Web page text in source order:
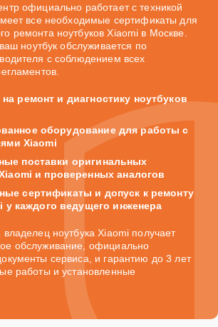
официально работает с техникой
все необходимые сертификаты для
ремонта ноутбуков Xiaomi в Москве.
ноутбук обслуживается по
с соблюдением всех
ремонт и диагностику ноутбуков
оборудование для работы с
Xiaomi
поставки оригинальных
и проверенных аналогов
сертификаты и допуск к ремонту
у каждого ведущего инженера
ноутбука Xiaomi получает
обслуживание, официально
сервиса, и гарантию до 3 лет
работы и установленные